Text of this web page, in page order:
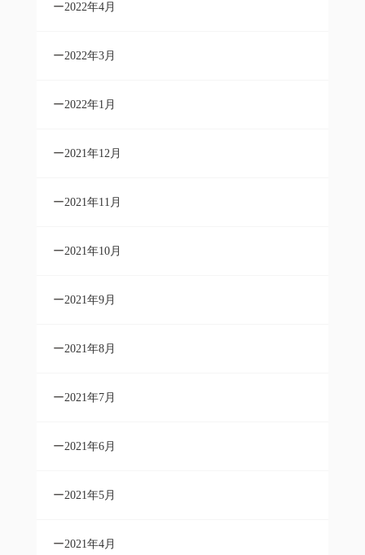
2022年4月
2022年3月
2022年1月
2021年12月
2021年11月
2021年10月
2021年9月
2021年8月
2021年7月
2021年6月
2021年5月
2021年4月